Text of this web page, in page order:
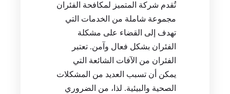
تُقدم شركة المتميز لمكافحة الفئران
مجموعة شاملة من الخدمات التي
تهدف إلى القضاء على مشكلة
الفئران بشكل فعال وآمن. تعتبر
الفئران من الآفات الشائعة التي
يمكن أن تسبب العديد من المشكلات
الصحية والبيئية. لذا، من الضروري